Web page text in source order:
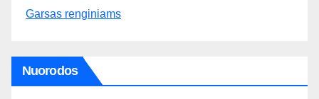
Garsas renginiams
Nuorodos